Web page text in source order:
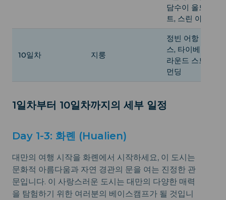
담수이 올드 스트
트, 스린 야시장
10일차 지룽
정빈 어항 컬러
스, 타이베이 언
라운드 스트리트,
먼딩
1일차부터 10일차까지의 세부 일정
Day 1-3: 화롄 (Hualien)
대만의 여행 시작을 화롄에서 시작하세요, 이 도시는
문화적 아름다움과 자연 경관의 문을 여는 진정한 관
문입니다. 이 사랑스러운 도시는 대만의 다양한 매력
을 탐험하기 위한 여러분의 베이스캠프가 될 것입니